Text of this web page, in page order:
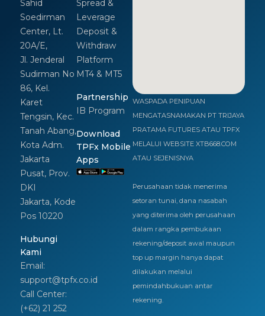
Sahid
Soedirman
Center, Lt.
20A/E,
Jl. Jenderal
Sudirman No
86, Kel.
Karet
Tengsin, Kec.
Tanah Abang,
Kota Adm.
Jakarta
Pusat, Prov.
DKI
Jakarta, Kode
Pos 10220
Hubungi
Kami
Email:
support@tpfx.co.id
Call Center:
(+62) 21 252
Spread &
Leverage
Deposit &
Withdraw
Platform
MT4 & MT5
Partnership
IB Program
Download
TPFx Mobile
Apps
WASPADA PENIPUAN
MENGATASNAMAKAN PT TRIJAYA
PRATAMA FUTURES ATAU TPFX
MELALUI WEBSITE XTB668.COM
ATAU SEJENISNYA
Perusahaan tidak menerima
setoran tunai, dana nasabah
yang diterima oleh perusahaan
dalam rangka pembukaan
rekening/deposit awal maupun
top up margin hanya dapat
dilakukan melalui
pemindahbukuan antar
rekening.